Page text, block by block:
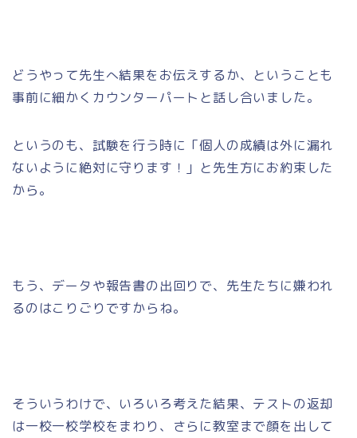
どうやって先生へ結果をお伝えするか、ということも
事前に細かくカウンターパートと話し合いました。
というのも、試験を行う時に「個人の成績は外に漏れ
ないように絶対に守ります！」と先生方にお約束した
から。
もう、データや報告書の出回りで、先生たちに嫌われ
るのはこりごりですからね。
そういうわけで、いろいろ考えた結果、テストの返却
は一校一校学校をまわり、さらに教室まで顔を出して